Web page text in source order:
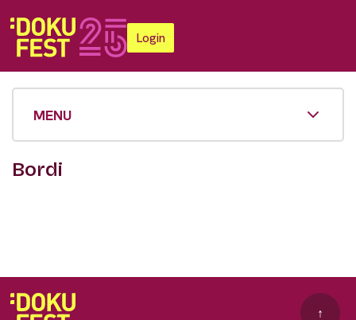
Login
MENU
Bordi
↑